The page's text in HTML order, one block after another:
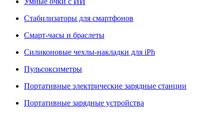
Стабилизаторы для смартфонов
Смарт-часы и браслеты
Силиконовые чехлы-накладки для iPh
Пульсоксиметры
Портативные электрические зарядные станции
Портативные зарядные устройства